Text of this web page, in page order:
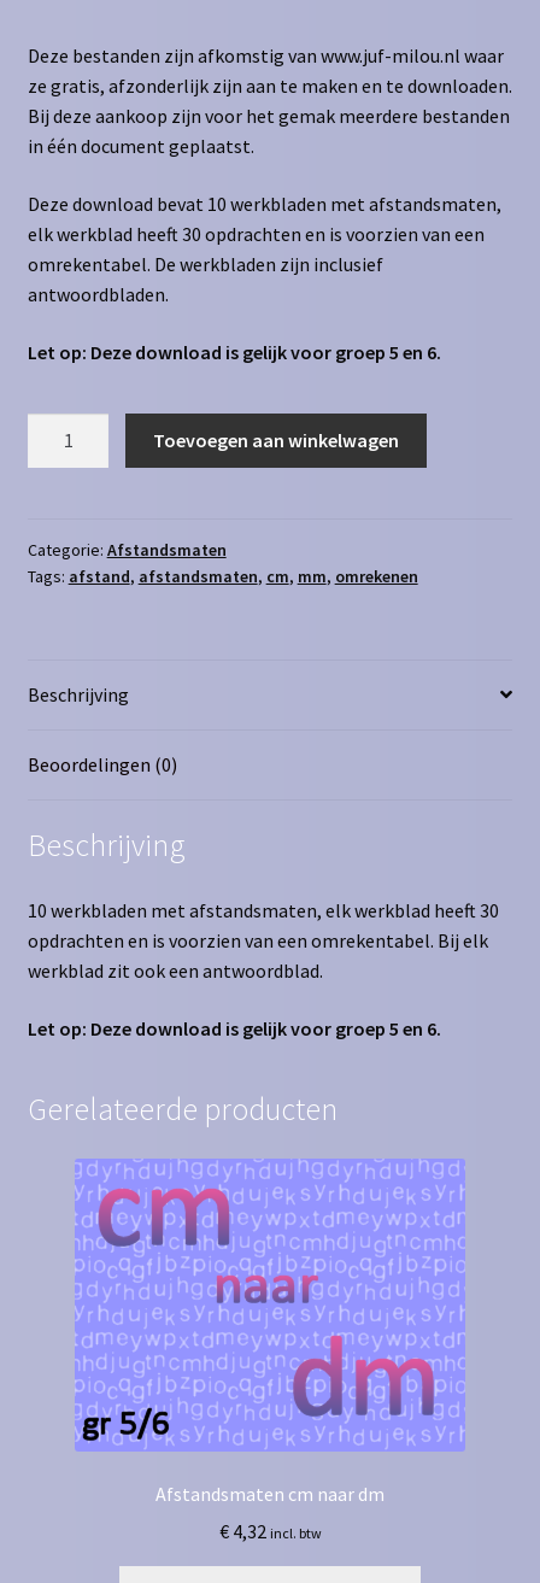
Deze bestanden zijn afkomstig van www.juf-milou.nl waar
ze gratis, afzonderlijk zijn aan te maken en te downloaden.
Bij deze aankoop zijn voor het gemak meerdere bestanden
in één document geplaatst.
Deze download bevat 10 werkbladen met afstandsmaten,
elk werkblad heeft 30 opdrachten en is voorzien van een
omrekentabel. De werkbladen zijn inclusief
antwoordbladen.
Let op: Deze download is gelijk voor groep 5 en 6.
aantal
Toevoegen aan winkelwagen
Categorie: Afstandsmaten
Tags: afstand, afstandsmaten, cm, mm, omrekenen
Beschrijving
Beoordelingen (0)
Beschrijving
10 werkbladen met afstandsmaten, elk werkblad heeft 30
opdrachten en is voorzien van een omrekentabel. Bij elk
werkblad zit ook een antwoordblad.
Let op: Deze download is gelijk voor groep 5 en 6.
Gerelateerde producten
Afstandsmaten cm naar dm
€4,32 incl. btw